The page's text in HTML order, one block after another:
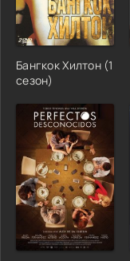
Бангкок Хилтон (1
сезон)